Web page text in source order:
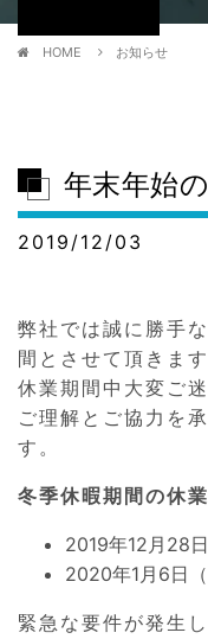
HOME お知らせ
年末年始
2019/12/03
弊社では誠に勝手
間とさせて頂きます
休業期間中大変ご
ご理解とご協力を
す。
冬季休暇期間の休業
2019年12月28
2020年1月6日
緊急な要件が発生